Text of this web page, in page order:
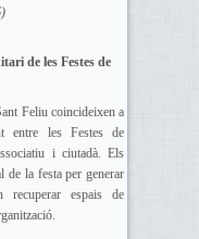
de les Festes de
Feliu coincideixen a
entre les Festes de
i ciutadà. Els
de la festa per generar
recuperar espais de